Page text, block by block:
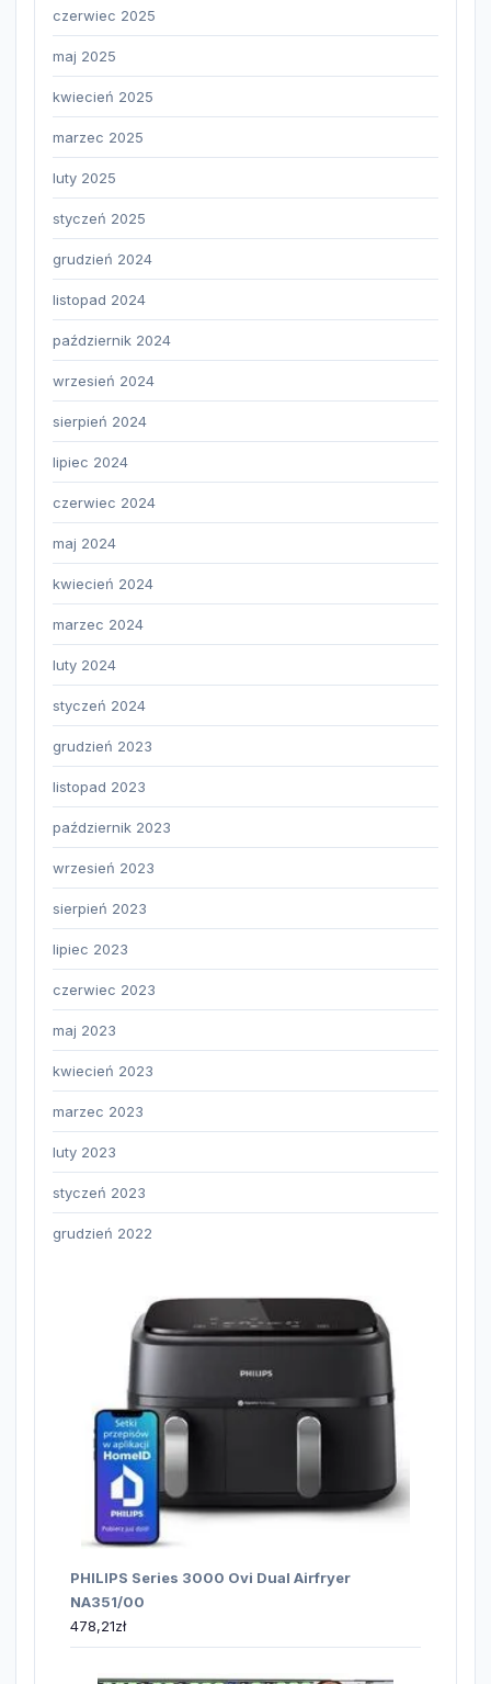
czerwiec 2025
maj 2025
kwiecień 2025
marzec 2025
luty 2025
styczeń 2025
grudzień 2024
listopad 2024
październik 2024
wrzesień 2024
sierpień 2024
lipiec 2024
czerwiec 2024
maj 2024
kwiecień 2024
marzec 2024
luty 2024
styczeń 2024
grudzień 2023
listopad 2023
październik 2023
wrzesień 2023
sierpień 2023
lipiec 2023
czerwiec 2023
maj 2023
kwiecień 2023
marzec 2023
luty 2023
styczeń 2023
grudzień 2022
PHILIPS Series 3000 Ovi Dual Airfryer
NA351/00
478,21zł